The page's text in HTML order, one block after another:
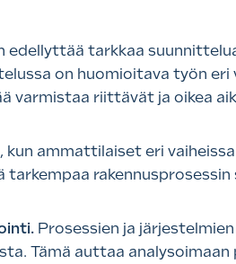
edellyttää tarkkaa
on huomioitava työn eri
varmistaa riittävät ja oikea
kun ammattilaiset eri
Prosessien ja
Tämä auttaa analysoimaan